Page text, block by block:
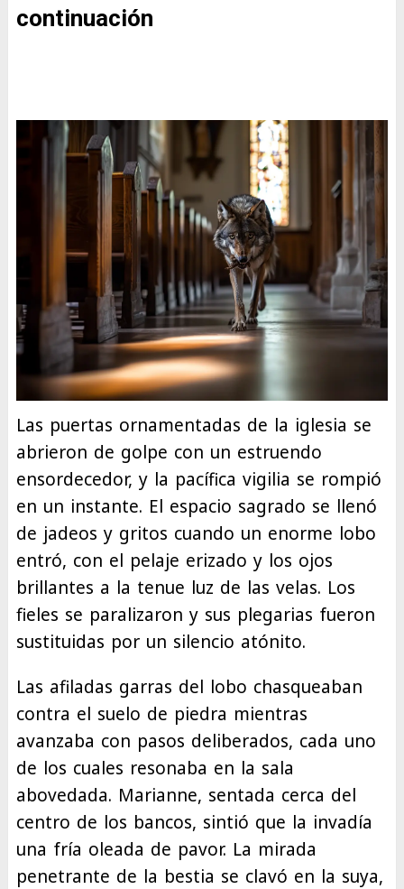
continuación
Las puertas ornamentadas de la iglesia se
abrieron de golpe con un estruendo
ensordecedor, y la pacífica vigilia se rompió
en un instante. El espacio sagrado se llenó
de jadeos y gritos cuando un enorme lobo
entró, con el pelaje erizado y los ojos
brillantes a la tenue luz de las velas. Los
fieles se paralizaron y sus plegarias fueron
sustituidas por un silencio atónito.
Las afiladas garras del lobo chasqueaban
contra el suelo de piedra mientras
avanzaba con pasos deliberados, cada uno
de los cuales resonaba en la sala
abovedada. Marianne, sentada cerca del
centro de los bancos, sintió que la invadía
una fría oleada de pavor. La mirada
penetrante de la bestia se clavó en la suya,